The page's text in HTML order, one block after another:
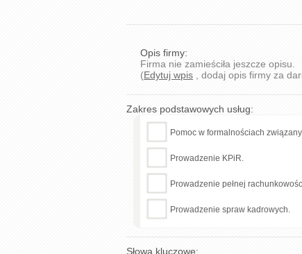
Opis firmy:
Firma nie zamieściła jeszcze opisu.
(Edytuj wpis , dodaj opis firmy za
Zakres podstawowych usług:
Pomoc w formalnościach
Prowadzenie KPiR.
Prowadzenie pełnej
Prowadzenie spraw kadrowych.
Słowa kluczowe: